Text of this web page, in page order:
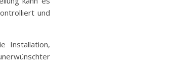
und
Installation,